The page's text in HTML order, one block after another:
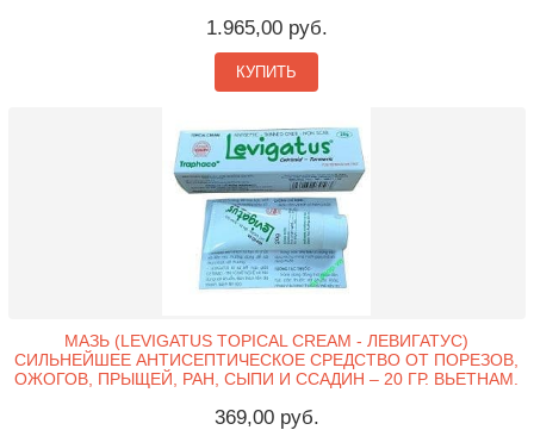
1.965,00 руб.
КУПИТЬ
МАЗЬ (LEVIGATUS TOPICAL CREAM - ЛЕВИГАТУС)
СИЛЬНЕЙШЕЕ АНТИСЕПТИЧЕСКОЕ СРЕДСТВО ОТ ПОРЕЗОВ,
ОЖОГОВ, ПРЫЩЕЙ, РАН, СЫПИ И ССАДИН – 20 ГР. ВЬЕТНАМ.
369,00 руб.